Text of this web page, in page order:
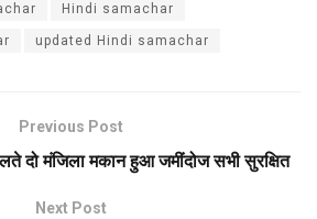
Hindi samachar
updated Hindi samachar
Previous Post
दो मंजिला मकान हुआ जमींदोज सभी सुरक्षित
Next Post